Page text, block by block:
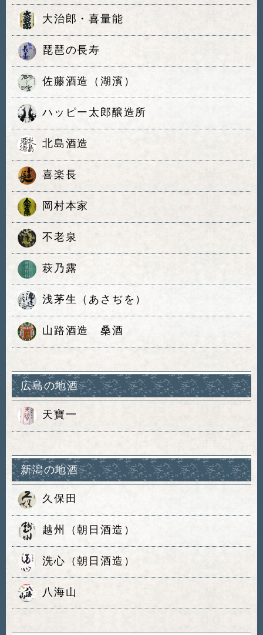
大治郎・喜量能
琵琶の長寿
佐藤酒造（湖濱）
ハッピー太郎醸造所
北島酒造
喜楽長
岡村本家
不老泉
萩乃露
浅茅生（あさぢを）
山路酒造 桑酒
広島の地酒
天寶一
新潟の地酒
久保田
越州（朝日酒造）
洗心（朝日酒造）
八海山